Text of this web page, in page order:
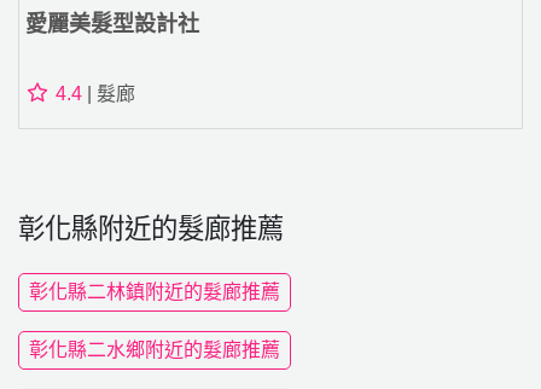
愛麗美髮型設計社
4.4 | 髮廊
彰化縣附近的髮廊推薦
彰化縣二林鎮附近的髮廊推薦
彰化縣二水鄉附近的髮廊推薦